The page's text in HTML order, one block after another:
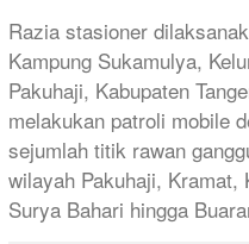
Razia stasioner
Kampung Sukamulya,
Pakuhaji, Kabupaten
melakukan patroli mobile
sejumlah titik rawan
wilayah Pakuhaji, Kramat,
Surya Bahari hingga